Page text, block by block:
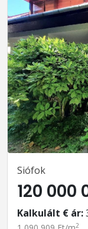
Siófok
120 000
Kalkulált € ár:
2